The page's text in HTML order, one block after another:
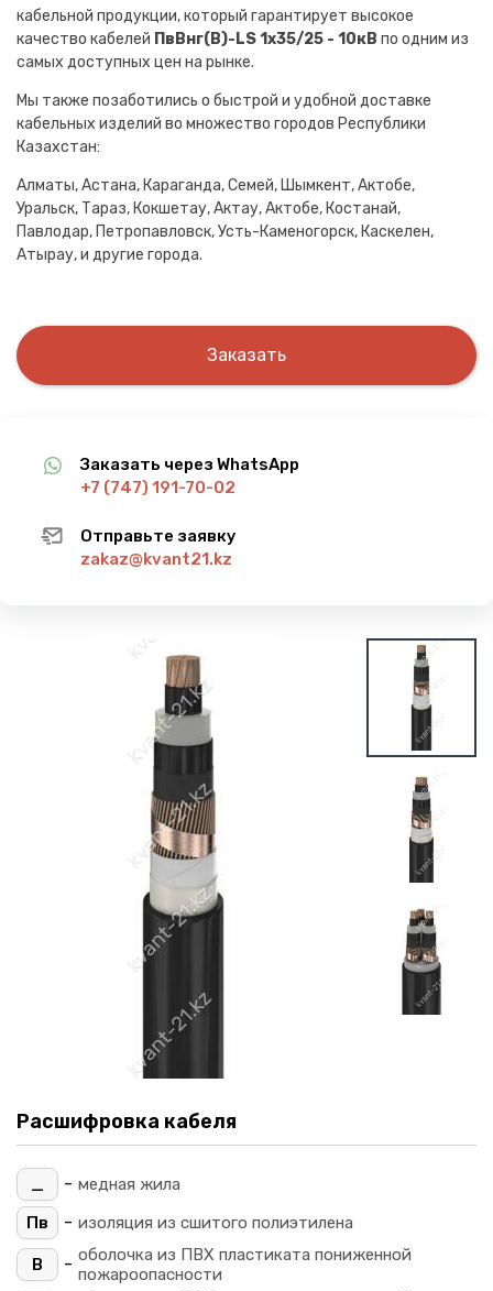
кабельной продукции, который гарантирует высокое
качество кабелей ПвВнг(B)-LS 1х35/25 - 10кВ по одним из
самых доступных цен на рынке.
Мы также позаботились о быстрой и удобной доставке
кабельных изделий во множество городов Республики
Казахстан:
Алматы, Астана, Караганда, Семей, Шымкент, Актобе,
Уральск, Тараз, Кокшетау, Актау, Актобе, Костанай,
Павлодар, Петропавловск, Усть-Каменогорск, Каскелен,
Атырау, и другие города.
Заказать
Заказать через WhatsApp
+7 (747) 191-70-02
Отправьте заявку
zakaz@kvant21.kz
Расшифровка кабеля
_ - медная жила
Пв
- изоляция из сшитого полиэтилена
В - оболочка из ПВХ пластиката пониженной
пожароопасности